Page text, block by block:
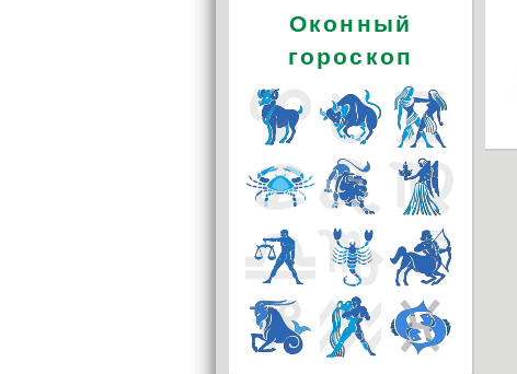
Оконный
гороскоп